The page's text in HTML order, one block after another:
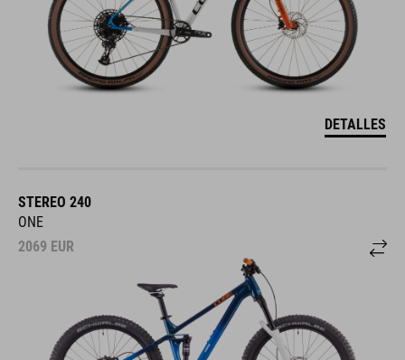
DETALLES
STEREO 240
ONE
2069 EUR